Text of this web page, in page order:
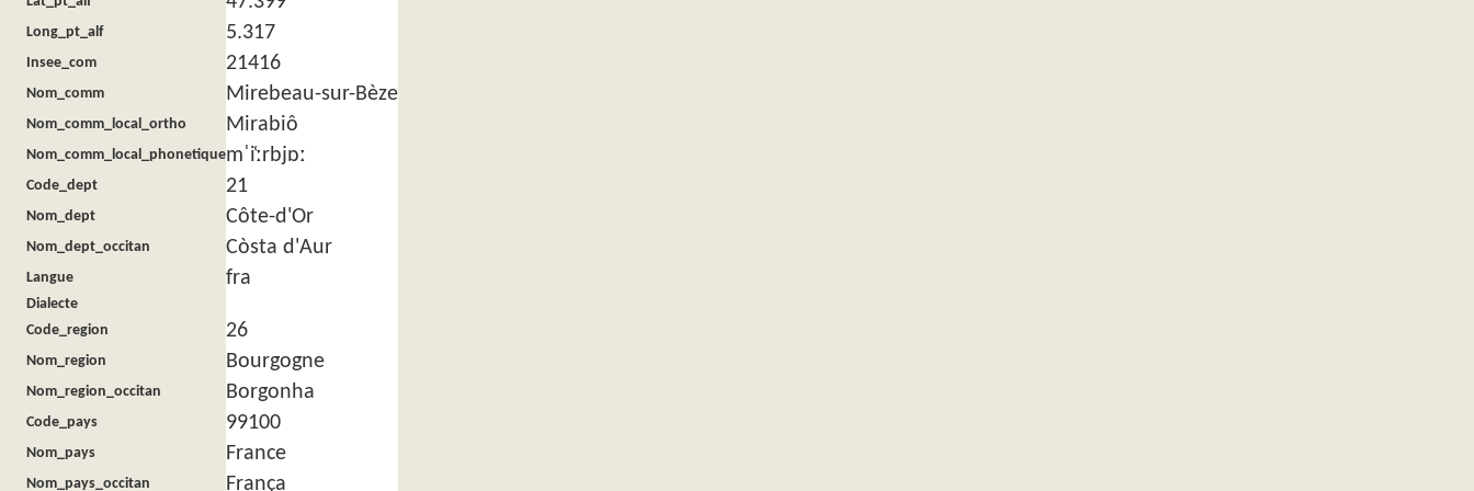
Long_pt_alf 5.317
Insee_com 21416
Nom_comm Mirebeau-sur-Bèze
Nom_comm_local_ortho Mirabiô
Nom_comm_local_phonetiquemˈi̜ːrbjɒː
Code_dept 21
Nom_dept Côte-d'Or
Nom_dept_occitan Còsta d'Aur
Langue fra
Dialecte
Code_region
26
Nom_region Bourgogne
Nom_region_occitan Borgonha
Code_pays 99100
Nom_pays France
Nom_pays_occitan França